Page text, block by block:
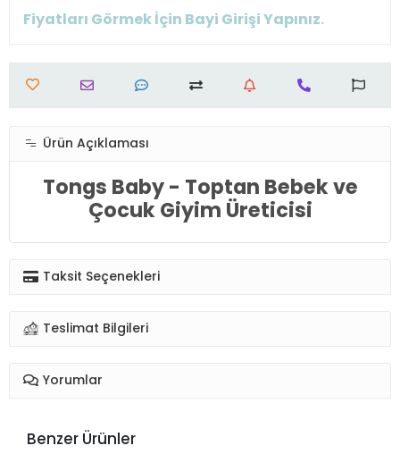
Fiyatları Görmek İçin Bayi Girişi Yapınız.
Ürün Açıklaması
Tongs Baby - Toptan Bebek ve
Çocuk Giyim Üreticisi
Taksit Seçenekleri
Teslimat Bilgileri
Yorumlar
Benzer Ürünler